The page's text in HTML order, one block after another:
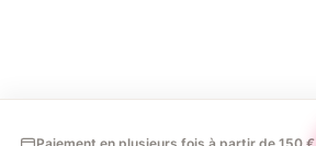
Paiement en plusieurs fois à partir de 150 €